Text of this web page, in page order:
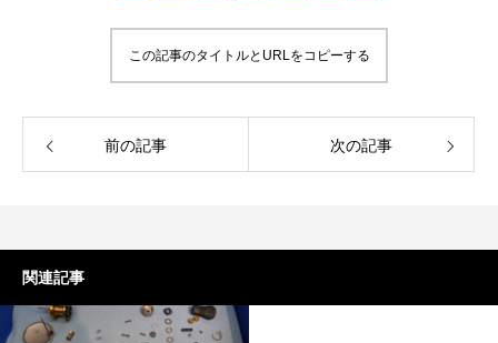
この記事のタイトルとURLをコピーする
前の記事 次の記事
関連記事